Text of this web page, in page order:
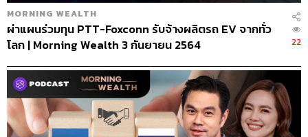
MORNING WEALTH
ผ่าแผนร่วมทุน PTT-Foxconn รับจ้างผลิตรถ EV จากทั่ว
โลก | Morning Wealth 3 กันยายน 2564
22